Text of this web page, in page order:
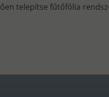
telepítse fűtőfólia